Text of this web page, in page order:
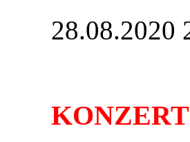
28.08.2020